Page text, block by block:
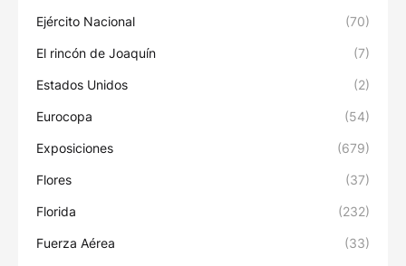
Ejército Nacional (70)
El rincón de Joaquín (7)
Estados Unidos (2)
Eurocopa (54)
Exposiciones (679)
Flores (37)
Florida (232)
Fuerza Aérea (33)